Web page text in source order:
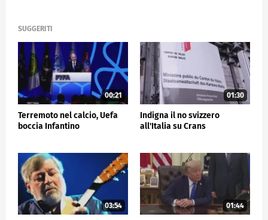
SUGGERITI
00:21
Terremoto nel calcio, Uefa
boccia Infantino
01:30
Indigna il no svizzero
all'Italia su Crans
03:54 01:44